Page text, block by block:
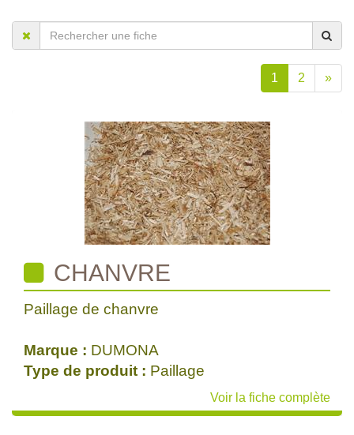
1 2 »
CHANVRE
Paillage de chanvre
Marque : DUMONA
Type de produit : Paillage
Voir la fiche complète